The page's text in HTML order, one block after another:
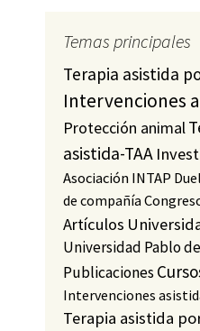
Temas principales
Terapia asistida
Intervenciones
Protección animal
asistida-TAA
Asociación INTAP
de compañía
Artículos
Universidad Pablo
Publicaciones
Intervenciones
Terapia asistida